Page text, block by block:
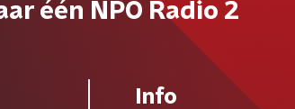
één NPO Radio 2
Info